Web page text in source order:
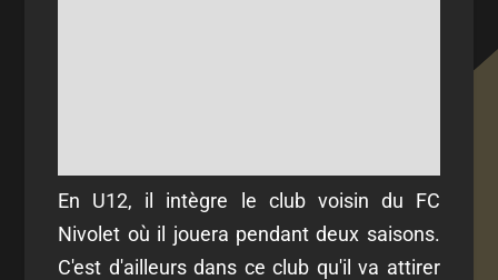
En U12, il intègre le club voisin du FC
Nivolet où il jouera pendant deux saisons.
C'est d'ailleurs dans ce club qu'il va attirer